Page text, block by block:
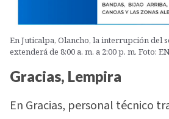
En Juticalpa, Olancho, la interrupción del
extenderá de 8:00 a. m. a 2:00 p. m. Foto:
Gracias, Lempira
En Gracias, personal técnico